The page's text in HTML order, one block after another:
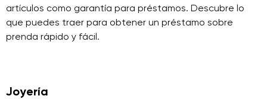
artículos como garantía para préstamos. Descubre lo
que puedes traer para obtener un préstamo sobre
prenda rápido y fácil.
Joyería